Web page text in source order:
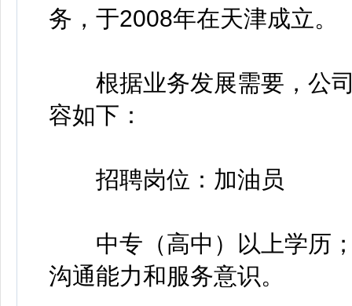
务，于2008年在天津成立。
根据业务发展需要，公司
容如下：
招聘岗位：加油员
中专（高中）以上学历；
沟通能力和服务意识。